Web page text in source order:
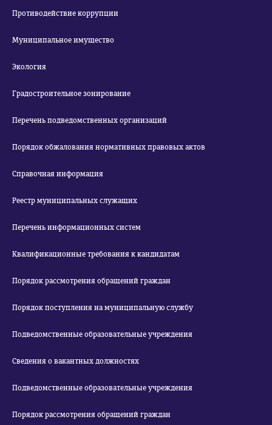
Противодействие коррупции
Муниципальное имущество
Экология
Градостроительное зонирование
Перечень подведомственных организаций
Порядок обжалования нормативных правовых актов
Справочная информация
Реестр муниципальных служащих
Перечень информационных систем
Квалификационные требования к кандидатам
Порядок рассмотрения обращений граждан
Порядок поступления на муниципальную службу
Подведомственные образовательные учреждения
Сведения о вакантных должностях
Подведомственные образовательные учреждения
Порядок рассмотрения обращений граждан